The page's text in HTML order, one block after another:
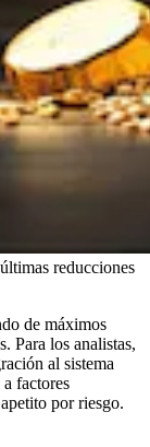
reducciones
de máximos
Para los analistas,
al sistema
factores
por riesgo.